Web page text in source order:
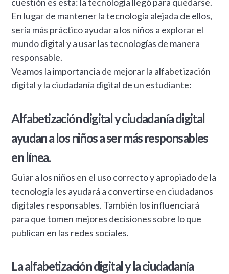
En lugar de mantener la tecnología alejada de ellos,
sería más práctico ayudar a los niños a explorar el
mundo digital y a usar las tecnologías de manera
responsable.
Veamos la importancia de mejorar la alfabetización
digital y la ciudadanía digital de un estudiante:
Alfabetización digital y ciudadanía digital
ayudan a los niños a ser más responsables
en línea.
Guiar a los niños en el uso correcto y apropiado de la
tecnología les ayudará a convertirse en ciudadanos
digitales responsables. También los influenciará
para que tomen mejores decisiones sobre lo que
publican en las redes sociales.
La alfabetización digital y la ciudadanía